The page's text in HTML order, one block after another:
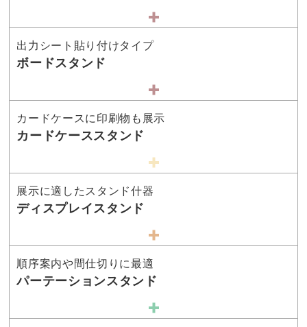
出力シート貼り付けタイプ
ボードスタンド
カードケースに印刷物も展示
カードケーススタンド
展示に適したスタンド什器
ディスプレイスタンド
順序案内や間仕切りに最適
パーテーションスタンド